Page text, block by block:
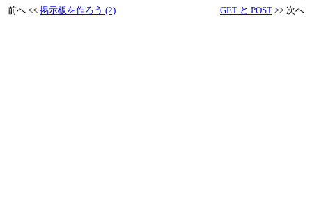
前へ << 掲示板を作ろう (2) GET と POST >> 次へ